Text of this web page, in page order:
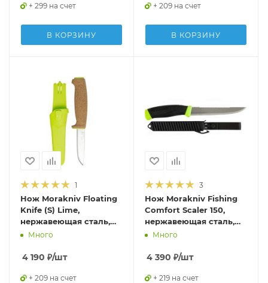
+ 299 на счет
В КОРЗИНУ
+ 209 на счет
В КОРЗИНУ
1
Нож Morakniv Floating
Knife (S) Lime,
нержавеющая сталь,
пробковая ручка,
Много
4 190 ₽/шт
+ 209 на счет
3
Нож Morakniv Fishing
Comfort Scaler 150,
нержавеющая сталь,
13870
Много
4 390 ₽/шт
+ 219 на счет